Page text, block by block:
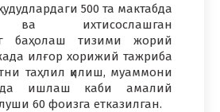
500 та мактабда
ва ихтисослашган
баҳолаш тизими жорий
илғор хорижий тажриба
таҳлил қилиш, муаммони
ишлаш каби амалий
60 фоизга етказилган.